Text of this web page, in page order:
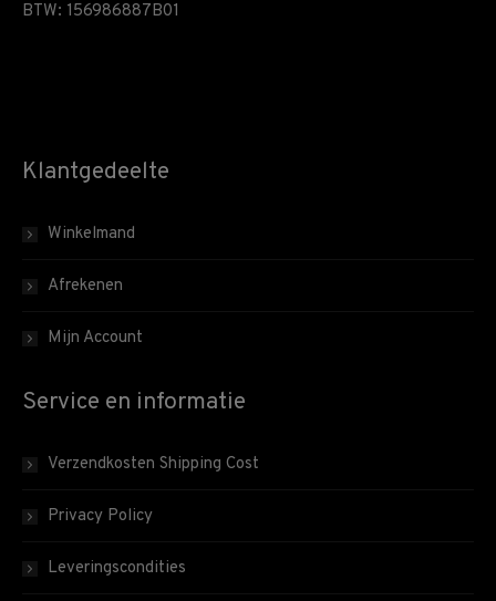
BTW: 156986887B01
Klantgedeelte
Winkelmand
Afrekenen
Mijn Account
Service en informatie
Verzendkosten Shipping Cost
Privacy Policy
Leveringscondities